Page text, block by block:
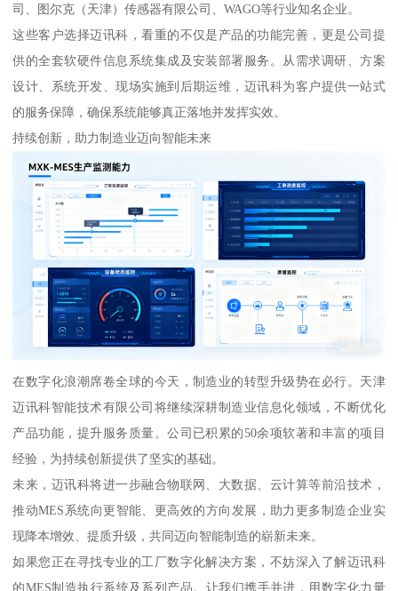
司、图尔克（天津）传感器有限公司、WAGO等行业知名企业。
这些客户选择迈讯科，看重的不仅是产品的功能完善，更是公司提
供的全套软硬件信息系统集成及安装部署服务。从需求调研、方案
设计、系统开发、现场实施到后期运维，迈讯科为客户提供一站式
的服务保障，确保系统能够真正落地并发挥实效。
持续创新，助力制造业迈向智能未来
在数字化浪潮席卷全球的今天，制造业的转型升级势在必行。天津
迈讯科智能技术有限公司将继续深耕制造业信息化领域，不断优化
产品功能，提升服务质量。公司已积累的50余项软著和丰富的项目
经验，为持续创新提供了坚实的基础。
未来，迈讯科将进一步融合物联网、大数据、云计算等前沿技术，
推动MES系统向更智能、更高效的方向发展，助力更多制造企业实
现降本增效、提质升级，共同迈向智能制造的崭新未来。
如果您正在寻找专业的工厂数字化解决方案，不妨深入了解迈讯科
的MES制造执行系统及系列产品。让我们携手并进，用数字化力量